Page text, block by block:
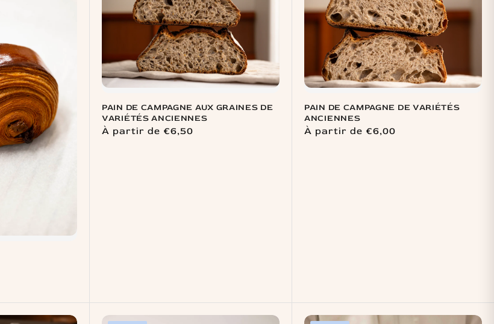
PAIN DE CAMPAGNE AUX GRAINES DE
VARIÉTÉS ANCIENNES
Prix
À partir de €6,50
PAIN DE CAMPAGNE DE VARIÉTÉS
ANCIENNES
Prix
À partir de €6,00